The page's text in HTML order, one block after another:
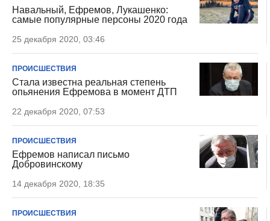
Навальный, Ефремов, Лукашенко:
самые популярные персоны 2020 года
25 декабря 2020, 03:46
ПРОИСШЕСТВИЯ
Стала известна реальная степень
опьянения Ефремова в момент ДТП
22 декабря 2020, 07:53
ПРОИСШЕСТВИЯ
Ефремов написал письмо
Добровинскому
14 декабря 2020, 18:35
ПРОИСШЕСТВИЯ